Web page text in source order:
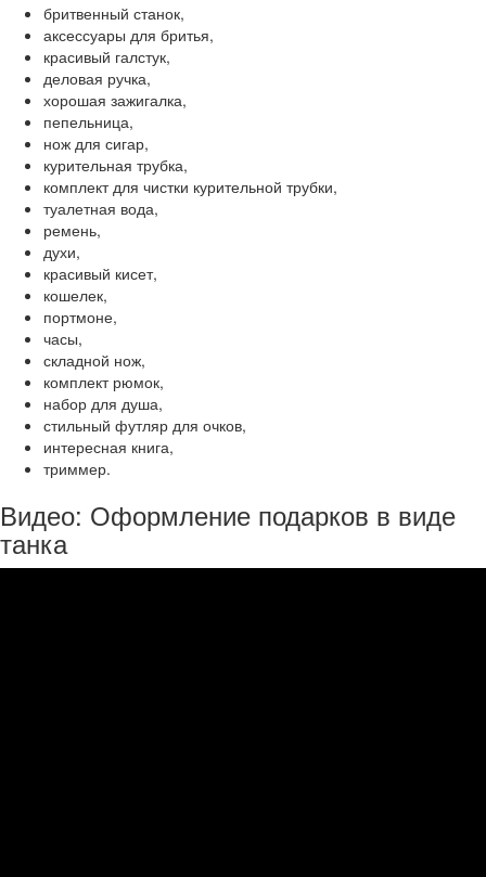
бритвенный станок,
аксессуары для бритья,
красивый галстук,
деловая ручка,
хорошая зажигалка,
пепельница,
нож для сигар,
курительная трубка,
комплект для чистки курительной трубки,
туалетная вода,
ремень,
духи,
красивый кисет,
кошелек,
портмоне,
часы,
складной нож,
комплект рюмок,
набор для душа,
стильный футляр для очков,
интересная книга,
триммер.
Видео: Оформление подарков в виде
танка